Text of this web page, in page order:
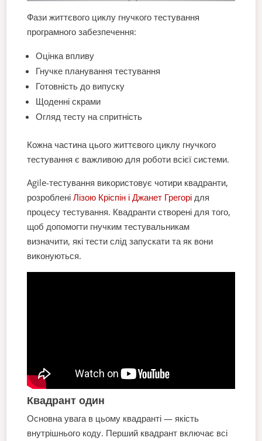
Фази життєвого циклу гнучкого тестування
програмного забезпечення:
Оцінка впливу
Гнучке планування тестування
Готовність до випуску
Щоденні скрами
Огляд тесту на спритність
Кожна частина цього життєвого циклу гнучкого
тестування є важливою для роботи всієї системи.
Agile-тестування використовує чотири квадранти,
розробленіЛізою Кріспін і Джанет Грегорі для
процесу тестування. Квадранти створені для того,
щоб допомогти гнучким тестувальникам
визначити, які тести слід запускати та як вони
виконуються.
Квадрант один
Основна увага в цьому квадранті — якість
внутрішнього коду. Перший квадрант включає всі